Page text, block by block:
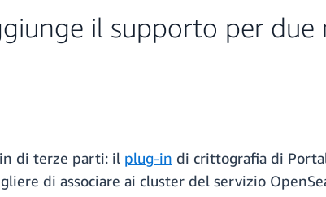
il supporto per
di terze parti: il plug-in di crittografia di
di associare ai cluster del servizio